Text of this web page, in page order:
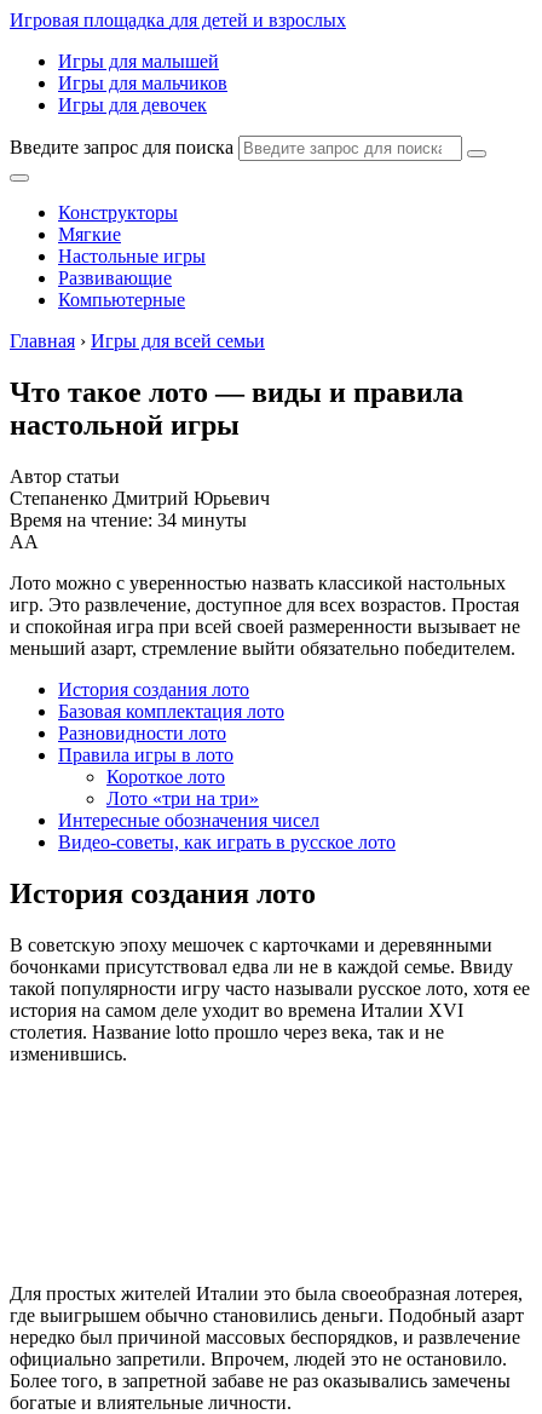
Игровая площадка для детей и взрослых
Игры для малышей
Игры для мальчиков
Игры для девочек
Введите запрос для поиска
Конструкторы
Мягкие
Настольные игры
Развивающие
Компьютерные
Главная › Игры для всей семьи
Что такое лото — виды и правила
настольной игры
Автор статьи
Степаненко Дмитрий Юрьевич
Время на чтение: 34 минуты
АА
Лото можно с уверенностью назвать классикой настольных
игр. Это развлечение, доступное для всех возрастов. Простая
и спокойная игра при всей своей размеренности вызывает не
меньший азарт, стремление выйти обязательно победителем.
История создания лото
Базовая комплектация лото
Разновидности лото
Правила игры в лото
Короткое лото
Лото «три на три»
Интересные обозначения чисел
Видео-советы, как играть в русское лото
История создания лото
В советскую эпоху мешочек с карточками и деревянными
бочонками присутствовал едва ли не в каждой семье. Ввиду
такой популярности игру часто называли русское лото, хотя ее
история на самом деле уходит во времена Италии XVI
столетия. Название lotto прошло через века, так и не
изменившись.
Для простых жителей Италии это была своеобразная лотерея,
где выигрышем обычно становились деньги. Подобный азарт
нередко был причиной массовых беспорядков, и развлечение
официально запретили. Впрочем, людей это не остановило.
Более того, в запретной забаве не раз оказывались замечены
богатые и влиятельные личности.